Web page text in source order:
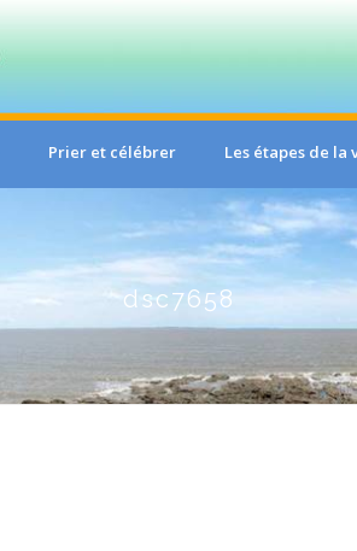
Prier et célébrer Les étapes de la
dsc7658